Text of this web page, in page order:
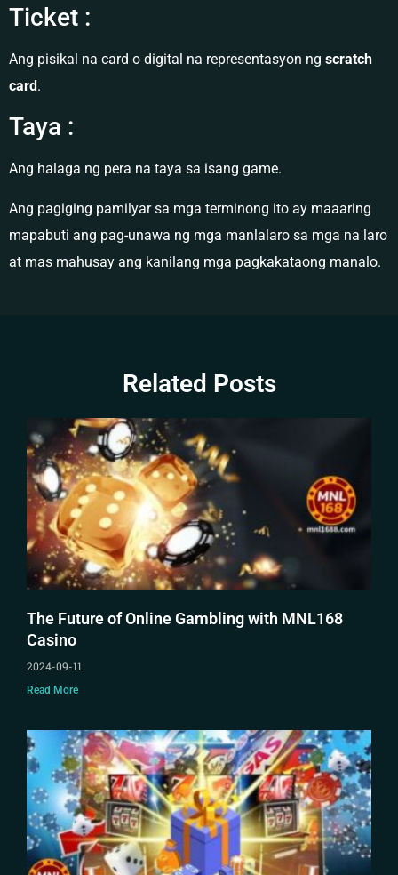
Ticket :
Ang pisikal na card o digital na representasyon ng scratch
card.
Taya :
Ang halaga ng pera na taya sa isang game.
Ang pagiging pamilyar sa mga terminong ito ay maaaring
mapabuti ang pag-unawa ng mga manlalaro sa mga na laro
at mas mahusay ang kanilang mga pagkakataong manalo.
Related Posts
The Future of Online Gambling with MNL168
Casino
2024-09-11
Read More